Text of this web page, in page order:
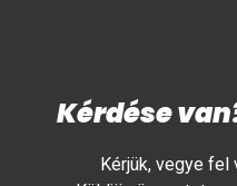
Kérdése
Kérjük, vegye